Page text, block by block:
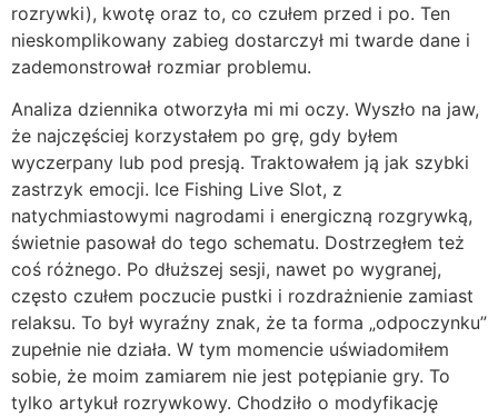
rozrywki), kwotę oraz to, co czułem przed i po. Ten
nieskomplikowany zabieg dostarczył mi twarde dane i
zademonstrował rozmiar problemu.
Analiza dziennika otworzyła mi mi oczy. Wyszło na jaw,
że najczęściej korzystałem po grę, gdy byłem
wyczerpany lub pod presją. Traktowałem ją jak szybki
zastrzyk emocji. Ice Fishing Live Slot, z
natychmiastowymi nagrodami i energiczną rozgrywką,
świetnie pasował do tego schematu. Dostrzegłem też
coś różnego. Po dłuższej sesji, nawet po wygranej,
często czułem poczucie pustki i rozdrażnienie zamiast
relaksu. To był wyraźny znak, że ta forma „odpoczynku”
zupełnie nie działa. W tym momencie uświadomiłem
sobie, że moim zamiarem nie jest potępianie gry. To
tylko artykuł rozrywkowy. Chodziło o modyfikację